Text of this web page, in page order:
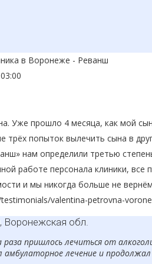
в Воронеже - Реванш
Уже прошло 4 месяца, как мой
трёх попыток вылечить сына в
нам определили третью
работе персонала клиники,
и мы никогда больше не
valentina-petrovna-
Воронежская обл.
пришлось лечиться от
амбулаторное лечение и